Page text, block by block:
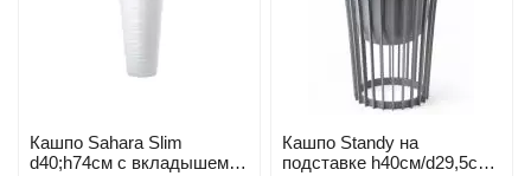
Кашпо Sahara Slim
d40;h74см с вкладышем,
Кашпо Standy на
подставке h40см/d29,5см